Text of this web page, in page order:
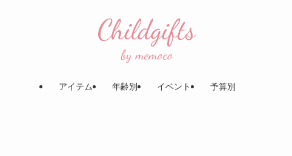
アイテム 年齢別 イベント 予算別